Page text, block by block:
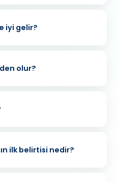
iyi gelir?
olur?
ilk belirtisi nedir?